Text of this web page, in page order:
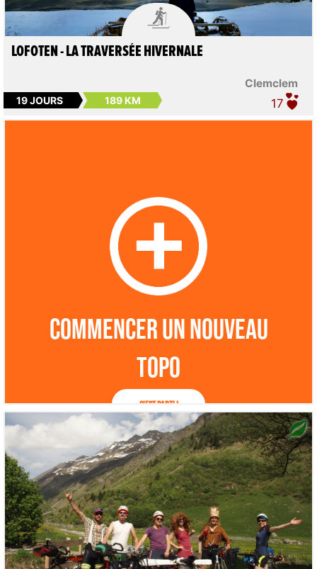

Clemclem
LOFOTEN - LA TRAVERSÉE HIVERNALE
19 JOURS 189 KM 17
Commencer un nouveau
topo
C'est parti !